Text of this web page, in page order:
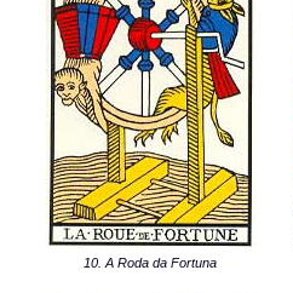
10. A Roda da Fortuna